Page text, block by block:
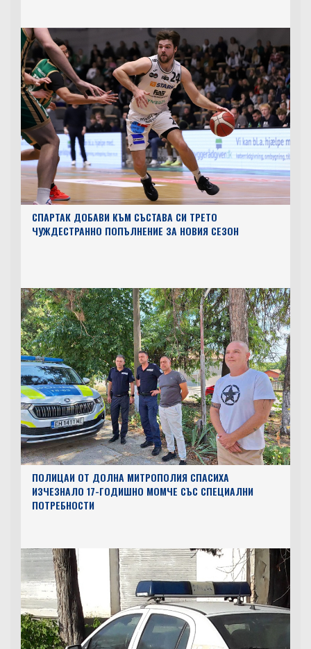
СПАРТАК ДОБАВИ КЪМ СЪСТАВА СИ ТРЕТО
ЧУЖДЕСТРАННО ПОПЪЛНЕНИЕ ЗА НОВИЯ СЕЗОН
ПОЛИЦАИ ОТ ДОЛНА МИТРОПОЛИЯ СПАСИХА
ИЗЧЕЗНАЛО 17-ГОДИШНО МОМЧЕ СЪС СПЕЦИАЛНИ
ПОТРЕБНОСТИ